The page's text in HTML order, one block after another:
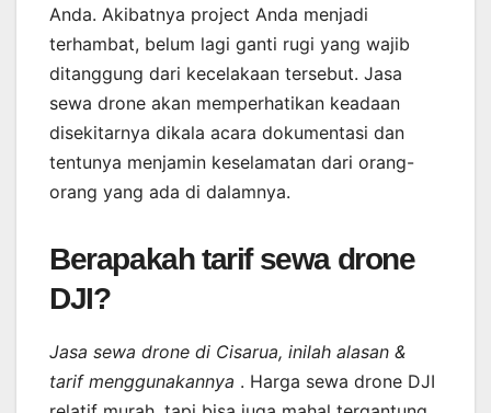
Anda. Akibatnya project Anda menjadi
terhambat, belum lagi ganti rugi yang wajib
ditanggung dari kecelakaan tersebut. Jasa
sewa drone akan memperhatikan keadaan
disekitarnya dikala acara dokumentasi dan
tentunya menjamin keselamatan dari orang-
orang yang ada di dalamnya.
Berapakah tarif sewa drone
DJI?
Jasa sewa drone di Cisarua, inilah alasan &
tarif menggunakannya . Harga sewa drone DJI